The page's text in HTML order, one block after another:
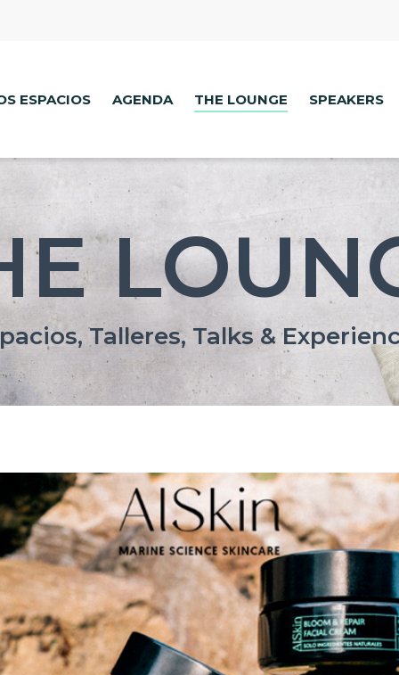
ESPACIOS AGENDA THE LOUNGE SPEAKERS
Talleres, Talks &